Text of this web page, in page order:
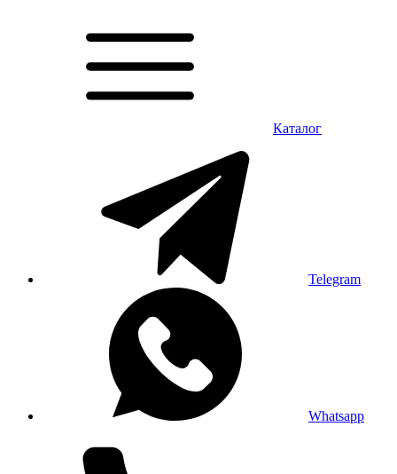
Каталог
Telegram
Whatsapp